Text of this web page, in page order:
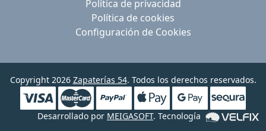
Política de privacidad
Política de cookies
Configuración de Cookies
Copyright 2026 Zapaterías 54. Todos los derechos reservados.
Desarrollado por MEIGASOFT. Tecnología